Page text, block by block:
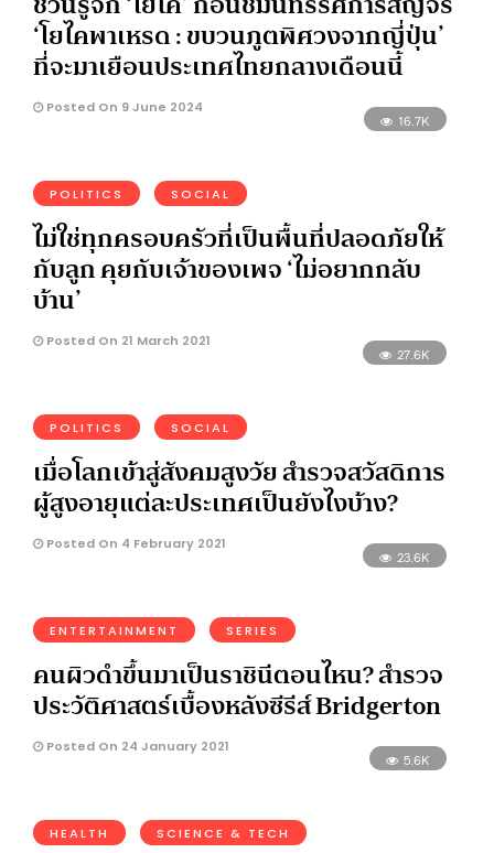
‘โยไคพาเหรด : ขบวนภูตพิศวงจากญี่ปุ่น’
ที่จะมาเยือนประเทศไทยกลางเดือนนี้
Posted On 9 June 2024
16.7K
POLITICS SOCIAL
ไม่ใช่ทุกครอบครัวที่เป็นพื้นที่ปลอดภัยให้
กับลูก คุยกับเจ้าของเพจ ‘ไม่อยากกลับ
บ้าน’
Posted On 21 March 2021
27.6K
POLITICS SOCIAL
เมื่อโลกเข้าสู่สังคมสูงวัย สำรวจสวัสดิการ
ผู้สูงอายุแต่ละประเทศเป็นยังไงบ้าง?
Posted On 4 February 2021
23.6K
ENTERTAINMENT SERIES
คนผิวดำขึ้นมาเป็นราชินีตอนไหน? สำรวจ
ประวัติศาสตร์เบื้องหลังซีรีส์ Bridgerton
Posted On 24 January 2021
5.6K
HEALTH SCIENCE & TECH